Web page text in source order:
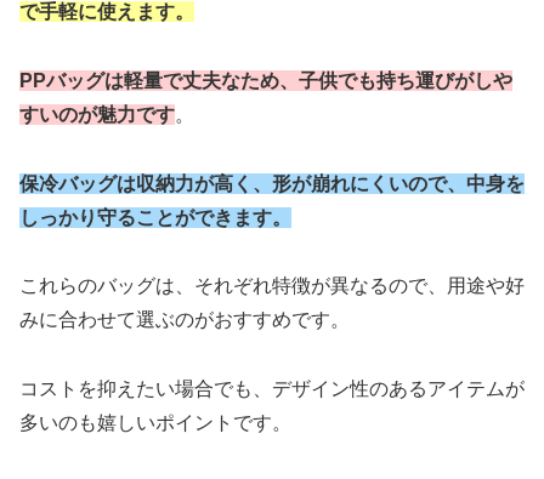
で手軽に使えます。
PPバッグは軽量で丈夫なため、子供でも持ち運びがしや
すいのが魅力です。
保冷バッグは収納力が高く、形が崩れにくいので、中身を
しっかり守ることができます。
これらのバッグは、それぞれ特徴が異なるので、用途や好
みに合わせて選ぶのがおすすめです。
コストを抑えたい場合でも、デザイン性のあるアイテムが
多いのも嬉しいポイントです。